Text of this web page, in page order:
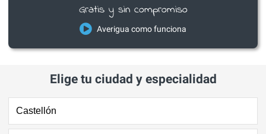
Gratis y sin compromiso
Averigua como funciona
Elige tu ciudad y especialidad